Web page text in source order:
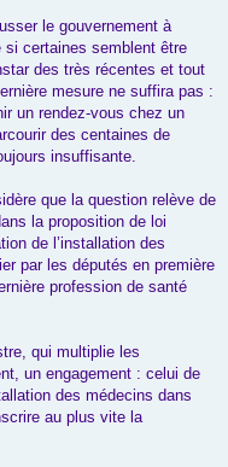
le gouvernement à
certaines semblent être
des très récentes et tout
mesure ne suffira pas :
un rendez-vous chez un
des centaines de
insuffisante.
que la question relève de
la proposition de loi
de l’installation des
par les députés en première
profession de santé
qui multiplie les
un engagement : celui de
des médecins dans
au plus vite la